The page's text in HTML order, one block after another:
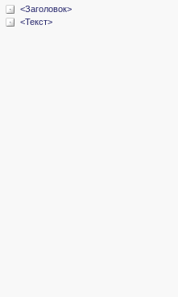
<Заголовок>
<Текст>